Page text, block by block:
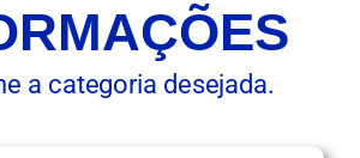
a categoria desejada.